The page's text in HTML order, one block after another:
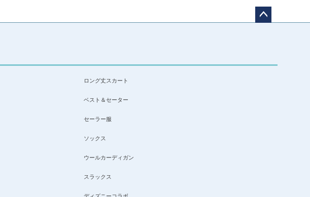
ロング丈スカート
ベスト＆セーター
セーラー服
ソックス
ウールカーディガン
スラックス